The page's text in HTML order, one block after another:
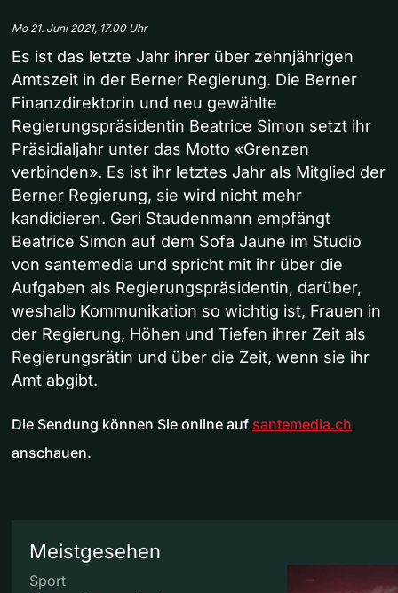
Mo 21. Juni 2021, 17.00 Uhr
Es ist das letzte Jahr ihrer über zehnjährigen
Amtszeit in der Berner Regierung. Die Berner
Finanzdirektorin und neu gewählte
Regierungspräsidentin Beatrice Simon setzt ihr
Präsidialjahr unter das Motto «Grenzen
verbinden». Es ist ihr letztes Jahr als Mitglied der
Berner Regierung, sie wird nicht mehr
kandidieren. Geri Staudenmann empfängt
Beatrice Simon auf dem Sofa Jaune im Studio
von santemedia und spricht mit ihr über die
Aufgaben als Regierungspräsidentin, darüber,
weshalb Kommunikation so wichtig ist, Frauen in
der Regierung, Höhen und Tiefen ihrer Zeit als
Regierungsrätin und über die Zeit, wenn sie ihr
Amt abgibt.
Die Sendung können Sie online auf santemedia.ch
anschauen.
Meistgesehen
Sport